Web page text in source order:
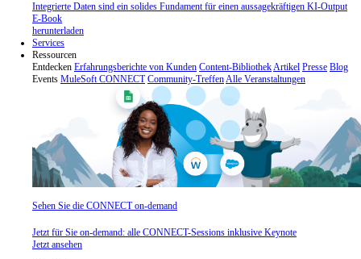
Integrierte Daten sind ein solides Fundament für einen aussagekräftigen KI-Output
E-Book
herunterladen
Services
Ressourcen
Entdecken Erfahrungsberichte von Kunden Content-BibliothekArtikel Presse Blog
Events MuleSoft CONNECT Community-TreffenAlle Veranstaltungen
Sehen Sie die CONNECT on-demand
Jetzt für Sie on-demand: alle CONNECT-Sessions inklusive Keynote
Jetzt ansehen